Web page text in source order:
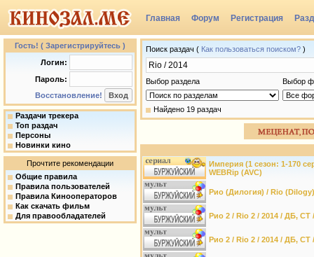
Главная Форум Регистрация
Группы
Гость! ( Зарегистрируйтесь )
Логин:
Пароль:
Восстановление!
Раздачи трекера
Топ раздач
Персоны
Новинки кино
Прочтите рекомендации
Общие правила
Правила пользователей
Правила Кинооператоров
Как скачать фильм
Для правообладателей
Поиск раздач ( Как пользоваться поиском? )
Выбор раздела Выбор
Найдено 19 раздач
Империя (1 сезон: 1-170
WEBRip (AVC)
Рио (Дилогия) / Rio
Рио 2 / Rio 2 / 2014 / ДБ, СТ
Рио 2 / Rio 2 / 2014 / ДБ, СТ